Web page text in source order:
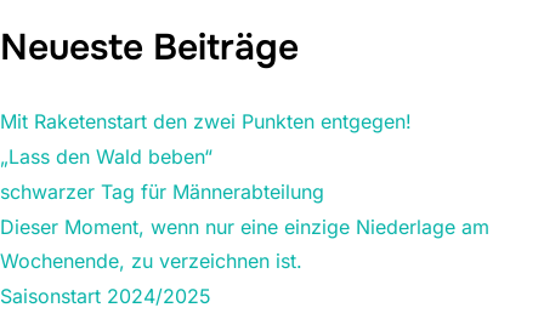
Neueste Beiträge
Mit Raketenstart den zwei Punkten entgegen!
„Lass den Wald beben“
schwarzer Tag für Männerabteilung
Dieser Moment, wenn nur eine einzige Niederlage am
Wochenende, zu verzeichnen ist.
Saisonstart 2024/2025